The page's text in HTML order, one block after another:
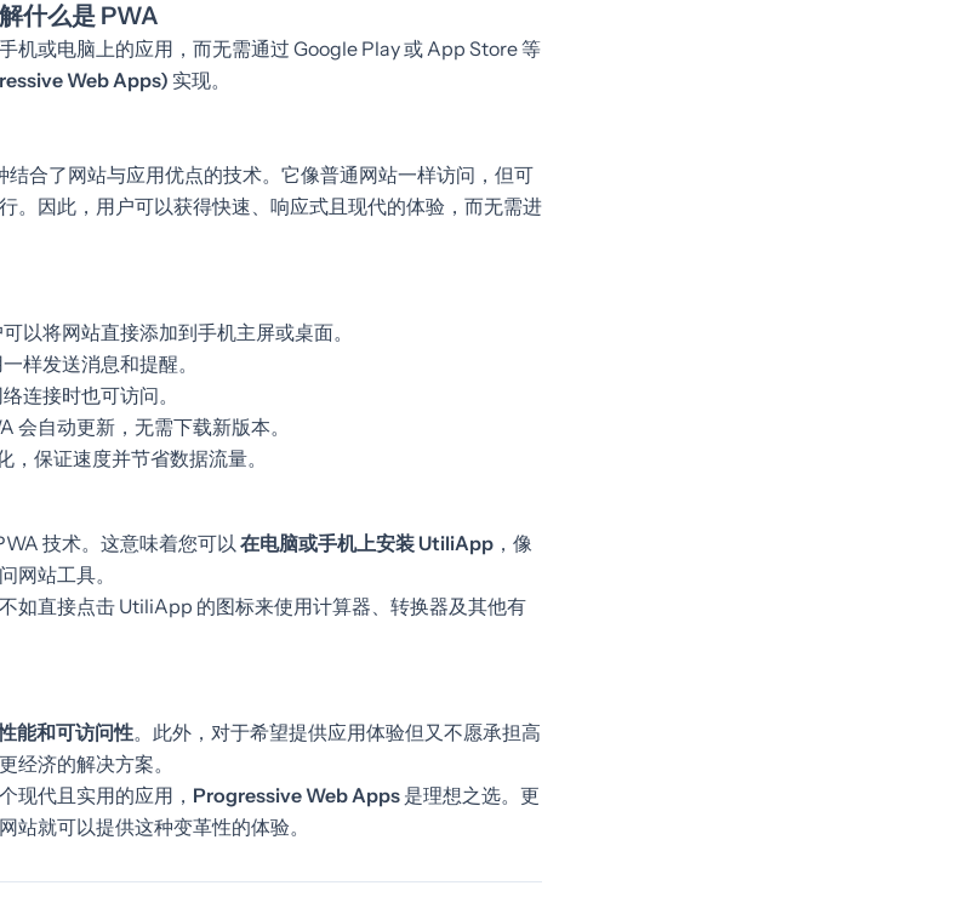
什么是 PWA
机或电脑上的应用，而无需通过 Google Play 或 App Store 等
Web Apps) 实现。
结合了网站与应用优点的技术。它像普通网站一样访问，但可
。因此，用户可以获得快速、响应式且现代的体验，而无需进
以将网站直接添加到手机主屏或桌面。
样发送消息和提醒。
连接时也可访问。
会自动更新，无需下载新版本。
，保证速度并节省数据流量。
技术。这意味着您可以 在电脑或手机上安装 UtiliApp ，像
网站工具。
如直接点击 UtiliApp 的图标来使用计算器、转换器及其他有
能和可访问性。此外，对于希望提供应用体验但又不愿承担高
经济的解决方案。
现代且实用的应用， Progressive Web Apps 是理想之选。更
站就可以提供这种变革性的体验。